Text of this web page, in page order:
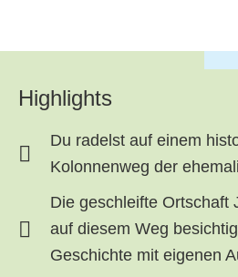
Highlights
Du radelst auf einem
Kolonnenweg der
Die geschleifte Ortschaft
auf diesem Weg
Geschichte mit eigenen